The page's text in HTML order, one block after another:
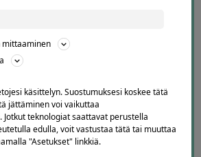
arvosteluja
4.1 4671 arvostelua
Kirjoita arvostelu
mittaaminen
käsittelyn. Suostumuksesi koskee tätä
jättäminen voi vaikuttaa
Jotkut teknologiat saattavat perustella
edulla, voit vastustaa tätä tai muuttaa
"Asetukset" linkkiä.